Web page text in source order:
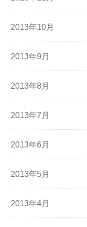
2013年10月
2013年9月
2013年8月
2013年7月
2013年6月
2013年5月
2013年4月